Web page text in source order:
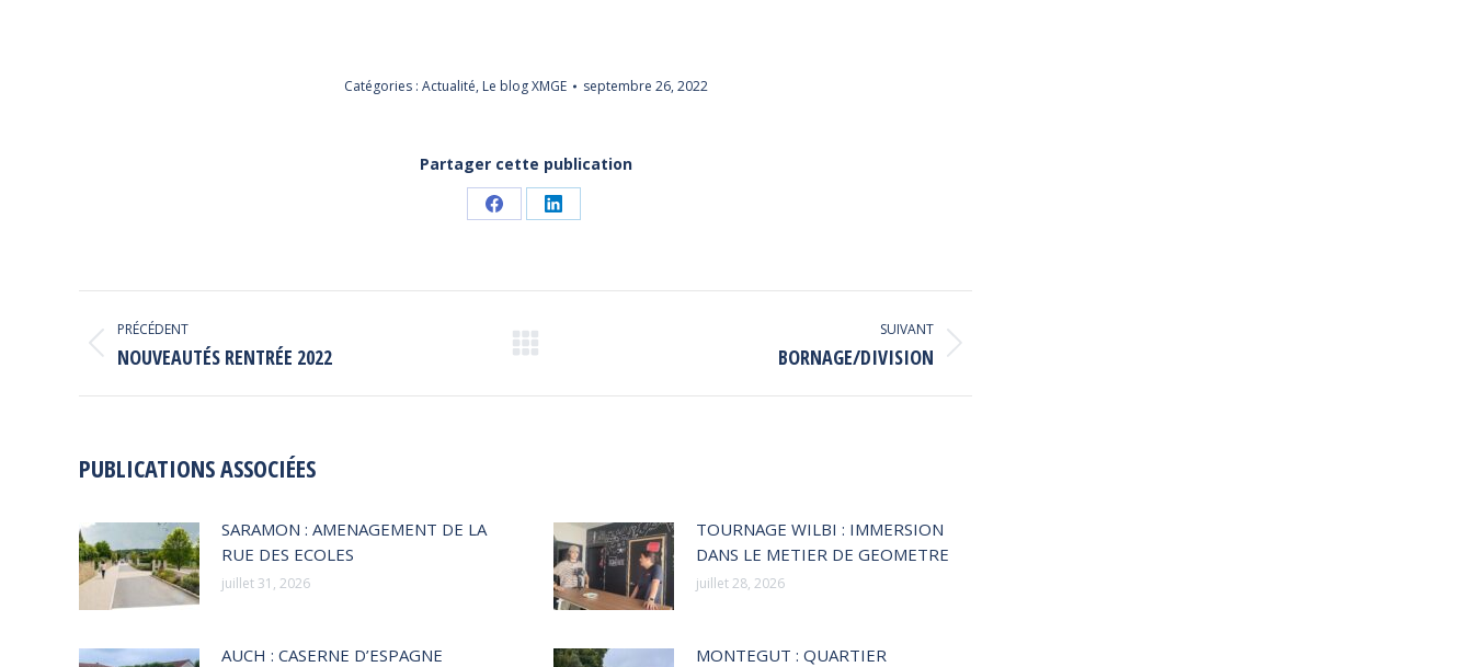
Catégories : Actualité, Le blog XMGE septembre 26, 2022
Partager cette publication
PartagerPartager
NAVIGATION
ARTICLE
PRÉCÉDENT
Article
:
NOUVEAUTÉS RENTRÉE 2022
SUIVANT
:
BORNAGE/DIVISION
PUBLICATIONS ASSOCIÉES
SARAMON : AMENAGEMENT DE LA
RUE DES ECOLES
juillet 31, 2026
TOURNAGE WILBI : IMMERSION
DANS LE METIER DE GEOMETRE
juillet 28, 2026
AUCH : CASERNE D’ESPAGNE
MONTEGUT : QUARTIER